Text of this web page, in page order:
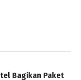
Bagikan Paket